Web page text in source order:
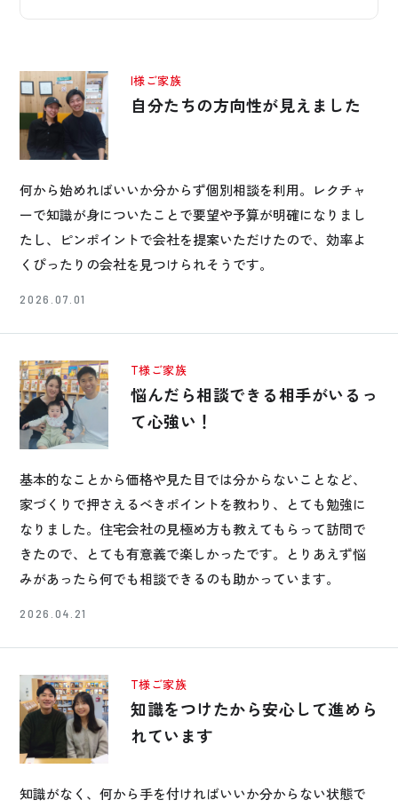
公式SNSをチェック
YOUTUBE Instagram
I様ご家族
自分たちの方向性が見えました
何から始めればいいか分からず個別相談を利用。レクチャ
ーで知識が身についたことで要望や予算が明確になりまし
たし、ピンポイントで会社を提案いただけたので、効率よ
くぴったりの会社を見つけられそうです。
2026.07.01
T様ご家族
悩んだら相談できる相手がいるっ
て心強い！
基本的なことから価格や見た目では分からないことなど、
家づくりで押さえるべきポイントを教わり、とても勉強に
なりました。住宅会社の見極め方も教えてもらって訪問で
きたので、とても有意義で楽しかったです。とりあえず悩
みがあったら何でも相談できるのも助かっています。
2026.04.21
T様ご家族
知識をつけたから安心して進めら
れています
知識がなく、何から手を付ければいいか分からない状態で